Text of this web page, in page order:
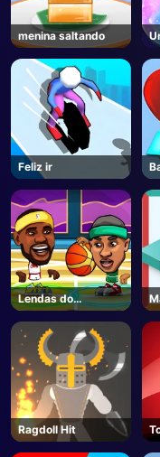
menina saltando
Feliz ir
Lendas do
basquete
Ragdoll Hit